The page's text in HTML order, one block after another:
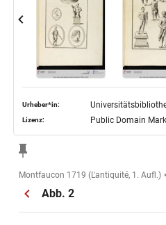
Urheber*in:
Lizenz: Public Domain
Montfaucon 1719 (L'antiquité, 1. Aufl.)
Abb. 2